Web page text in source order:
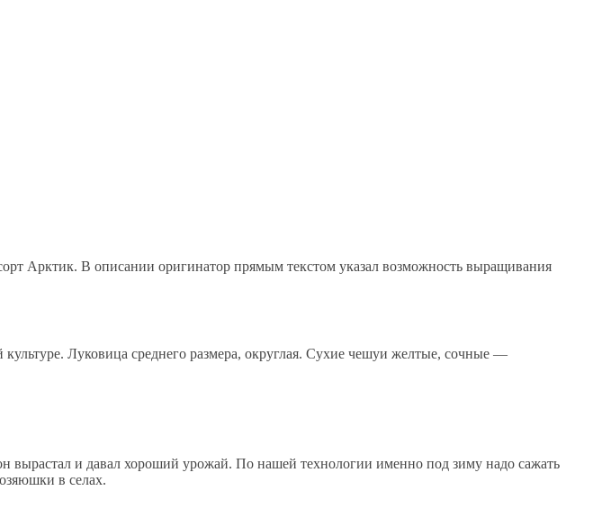
Арктик. В описании оригинатор прямым текстом указал возможность выращивания
Луковица среднего размера, округлая. Сухие чешуи желтые, сочные —
и давал хороший урожай. По нашей технологии именно под зиму надо сажать
в селах.